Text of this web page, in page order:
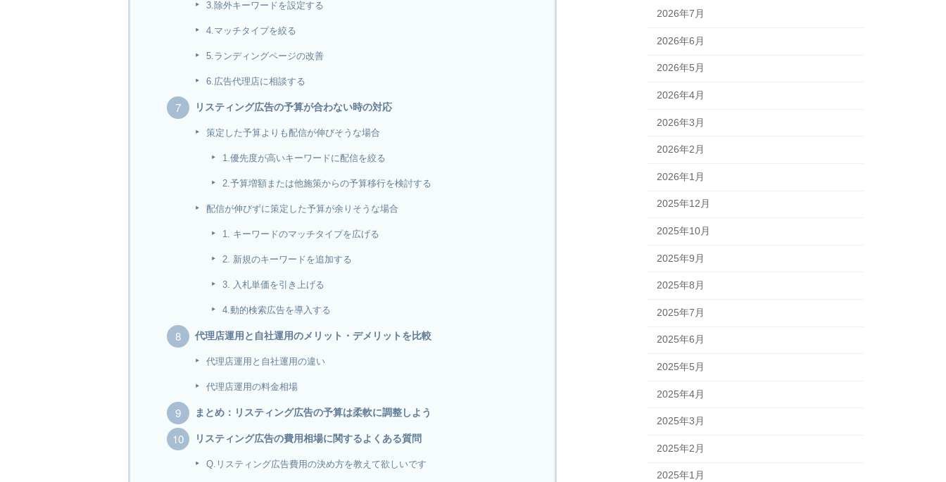
3.除外キーワードを設定する
4.マッチタイプを絞る
5.ランディングページの改善
6.広告代理店に相談する
リスティング広告の予算が合わない時の対応
策定した予算よりも配信が伸びそうな場合
1.優先度が高いキーワードに配信を絞る
2.予算増額または他施策からの予算移行を検討する
配信が伸びずに策定した予算が余りそうな場合
1. キーワードのマッチタイプを広げる
2. 新規のキーワードを追加する
3. 入札単価を引き上げる
4.動的検索広告を導入する
代理店運用と自社運用のメリット・デメリットを比較
代理店運用と自社運用の違い
代理店運用の料金相場
まとめ：リスティング広告の予算は柔軟に調整しよう
リスティング広告の費用相場に関するよくある質問
Q.リスティング広告費用の決め方を教えて欲しいです
2026年7月
2026年6月
2026年5月
2026年4月
2026年3月
2026年2月
2026年1月
2025年12月
2025年10月
2025年9月
2025年8月
2025年7月
2025年6月
2025年5月
2025年4月
2025年3月
2025年2月
2025年1月